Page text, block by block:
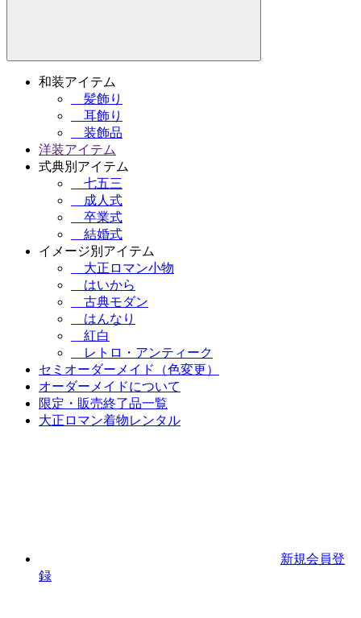
和装アイテム
髪飾り
耳飾り
装飾品
洋装アイテム
式典別アイテム
七五三
成人式
卒業式
結婚式
イメージ別アイテム
大正ロマン小物
はいから
古典モダン
はんなり
紅白
レトロ・アンティーク
セミオーダーメイド（色変更）
オーダーメイドについて
限定・販売終了品一覧
大正ロマン着物レンタル
新規会員登
録